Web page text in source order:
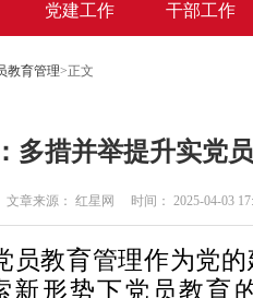
党建工作 干部工作
教育管理>正文
多措并举提升实党
文章来源： 红星网 时间： 2025-04-03
员教育管理作为党
新形势下党员教育